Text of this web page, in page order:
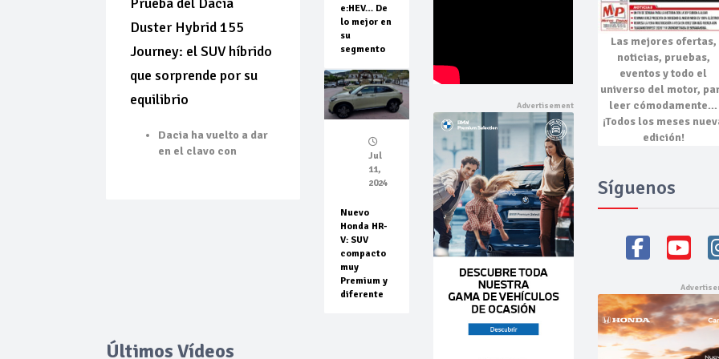
Duster Hybrid 155
Journey: el SUV híbrido
que sorprende por su
equilibrio
Dacia ha vuelto a dar
en el clavo con
e:HEV… De
lo mejor en
su
segmento
Jul
11,
2024
Nuevo
Honda HR-
V: SUV
compacto
muy
Premium y
diferente
Últimos Vídeos
Las mejores ofertas,
noticias, pruebas,
eventosy todo el
universo del motor,
leer cómodamente…
¡Todos los meses
edición!
Síguenos